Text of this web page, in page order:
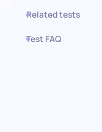
Related tests
Test FAQ